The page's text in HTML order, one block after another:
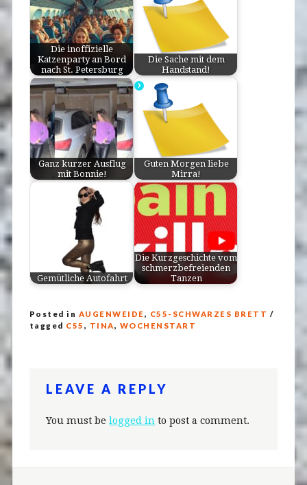
Die inoffizielle
Katzenparty an Bord
nach St. Petersburg
Die Sache mit dem
Handstand!
Ganz kurzer Ausflug
mit Bonnie!
Guten Morgen liebe
Mirra!
Gemütliche Autofahrt
Die Kurzgeschichte vom
schmerzbefreienden
Tanzen
Posted in AUGENWEIDE, C55-SCHWARZES BRETT /
tagged C55 , TINA, WOCHENSTART
LEAVE A REPLY
You must belogged in to post a comment.